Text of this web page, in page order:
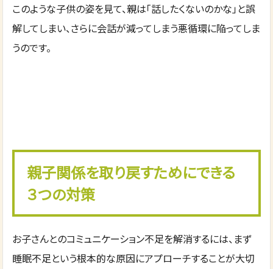
このような子供の姿を見て、親は「話したくないのかな」と誤
解してしまい、さらに会話が減ってしまう悪循環に陥ってしま
うのです。
親子関係を取り戻すためにできる
３つの対策
お子さんとのコミュニケーション不足を解消するには、まず
睡眠不足という根本的な原因にアプローチすることが大切